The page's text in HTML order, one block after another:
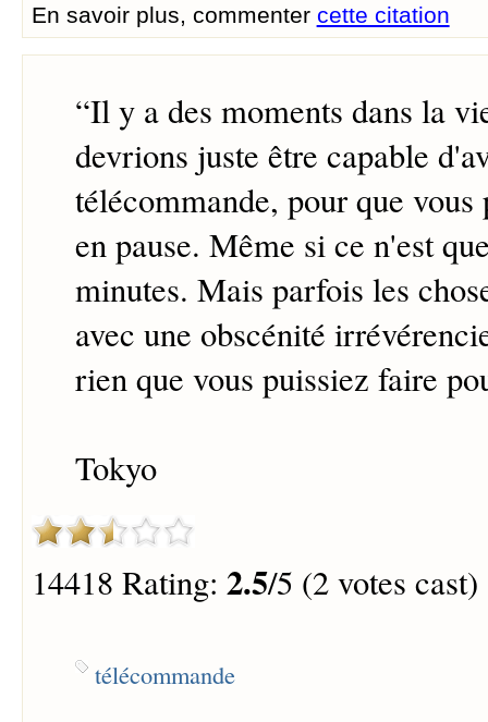
En savoir plus, commenter cette citation
“Il y a des moments dans la
devrions juste être capable
télécommande, pour que
en pause. Même si ce n'est
minutes. Mais parfois les
avec une obscénité
rien que vous puissiez faire
Tokyo
14418 Rating: 2.5/5 (2 votes cast)
télécommande